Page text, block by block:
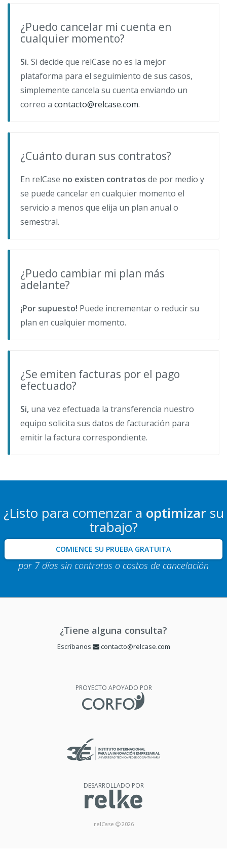
¿Puedo cancelar mi cuenta en
cualquier momento?
Si. Si decide que relCase no es la mejor
plataforma para el seguimiento de sus casos,
simplemente cancela su cuenta enviando un
correo a contacto@relcase.com.
¿Cuánto duran sus contratos?
En relCase no existen contratos de por medio y
se puede cancelar en cualquier momento el
servicio a menos que elija un plan anual o
semestral.
¿Puedo cambiar mi plan más
adelante?
¡Por supuesto! Puede incrementar o reducir su
plan en cualquier momento.
¿Se emiten facturas por el pago
efectuado?
Si, una vez efectuada la transferencia nuestro
equipo solicita sus datos de facturación para
emitir la factura correspondiente.
¿Listo para comenzar a optimizarsu
trabajo?
COMIENCE SU PRUEBA GRATUITA
por 7 días sin contratos o costos de cancelación
¿Tiene alguna consulta?
Escríbanos contacto@relcase.com
PROYECTO APOYADO POR
DESARROLLADO POR
relCase 2026